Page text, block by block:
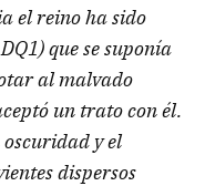
el reino ha sido
que se suponía
al malvado
un trato con él.
y el
dispersos